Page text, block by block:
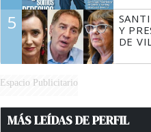
5
Y
DE
Espacio Publicitario
MÁS LEÍDAS DE PERFIL